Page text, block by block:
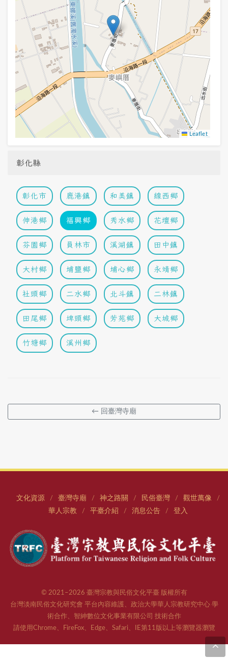
Leaflet
彰化縣
彰化市 鹿港鎮 和美鎮 線西鄉
伸港鄉 福興鄉 秀水鄉 花壇鄉
芬園鄉 員林市 溪湖鎮 田中鎮
大村鄉 埔鹽鄉 埔心鄉 永靖鄉
社頭鄉 二水鄉 北斗鎮 二林鎮
田尾鄉 埤頭鄉 芳苑鄉 大城鄉
竹塘鄉 溪州鄉
← 回臺灣寺廟
文化資源 / 臺灣寺廟 / 神之路關 / 民俗臺灣 / 觀世萬像 /
華人宗教 / 平臺介紹 / 消息公告 / 登入
© 2021–2026 臺灣宗教與民俗文化平臺 版權所有
台灣淡南民俗文化研究會 平台內容維護、政治大學華人宗教研究中心 學
術合作、智紳數位文化事業有限公司 技術合作
請使用Chrome、FireFox、Edge、Safari、IE第11版以上等瀏覽器瀏覽